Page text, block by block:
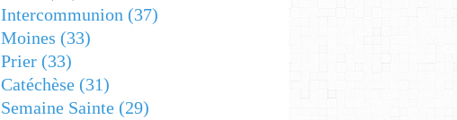
Intercommunion (37)
Moines (33)
Prier (33)
Catéchèse (31)
Semaine Sainte (29)